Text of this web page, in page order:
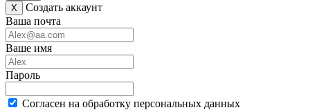
X
Создать аккаунт
Ваша почта
Ваше имя
Пароль
Согласен на обработку персональных данных